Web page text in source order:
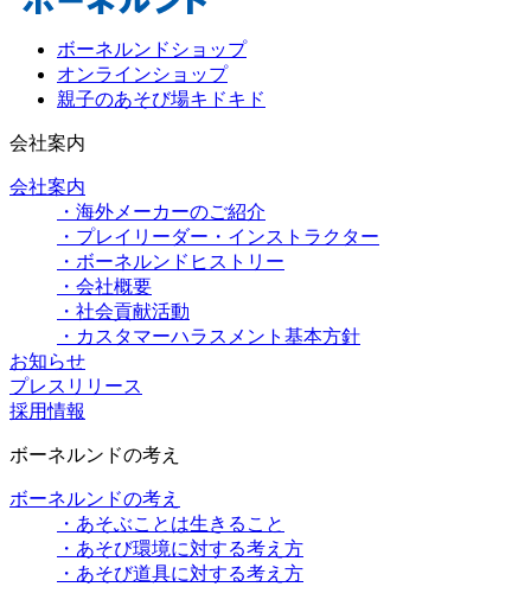
ボーネルンドショップ
オンラインショップ
親子のあそび場キドキド
会社案内
会社案内
・海外メーカーのご紹介
・プレイリーダー・インストラクター
・ボーネルンドヒストリー
・会社概要
・社会貢献活動
・カスタマーハラスメント基本方針
お知らせ
プレスリリース
採用情報
ボーネルンドの考え
ボーネルンドの考え
・あそぶことは生きること
・あそび環境に対する考え方
・あそび道具に対する考え方